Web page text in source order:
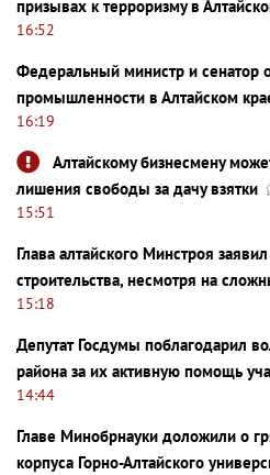
призывах к терроризму в
16:52
Федеральный министр и сенатор
промышленности в Алтайском
16:19
Алтайскому бизнесмену
лишения свободы за дачу взятки
15:51
Глава алтайского Минстроя
строительства, несмотря на
15:18
Депутат Госдумы поблагодарил
района за их активную помощь
14:44
Главе Минобрнауки доложили о
корпуса Горно-Алтайского